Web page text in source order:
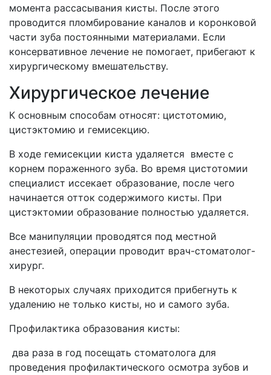
момента рассасывания кисты. После этого
проводится пломбирование каналов и коронковой
части зуба постоянными материалами. Если
консервативное лечение не помогает, прибегают к
хирургическому вмешательству.
Хирургическое лечение
К основным способам относят: цистотомию,
цистэктомию и гемисекцию.
В ходе гемисекции киста удаляется вместе с
корнем пораженного зуба. Во время цистотомии
специалист иссекает образование, после чего
начинается отток содержимого кисты. При
цистэктомии образование полностью удаляется.
Все манипуляции проводятся под местной
анестезией, операции проводит врач-стоматолог-
хирург.
В некоторых случаях приходится прибегнуть к
удалению не только кисты, но и самого зуба.
Профилактика образования кисты:
два раза в год посещать стоматолога для
проведения профилактического осмотра зубов и